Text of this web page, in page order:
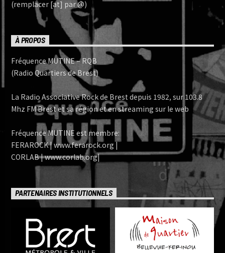
(remplacer [at] par @)
À PROPOS
Fréquence MUTINE – RQB
(Radio Quartiers de Brest)
La Radio Associative Rock de Brest depuis 1982, sur 103.8
Mhz FM Brest et sa région et en streaming sur le web
Fréquence MUTINE est membre:
FERAROCK | www.ferarock.org |
CORLAB | www.corlab.org|
PARTENAIRES INSTITUTIONNELS